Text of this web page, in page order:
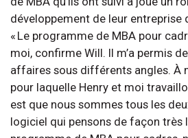
développement de leur entreprise
« Le programme de MBA pour
moi, confirme Will. Il m’a permis
affaires sous différents angles. À
pour laquelle Henry et moi
est que nous sommes tous les
logiciel qui pensons de façon très